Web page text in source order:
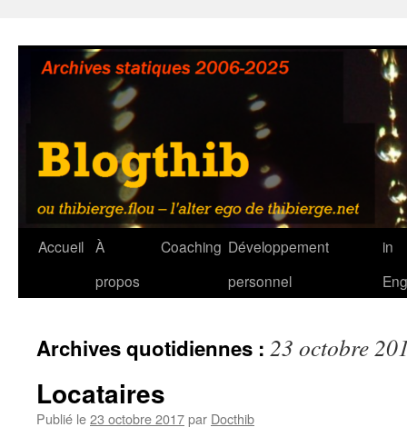
contenu
Accueil À
propos
Coaching Développement
personnel
in
Archives quotidiennes : 23 octobre
Locataires
Publié le23 octobre 2017par Docthib